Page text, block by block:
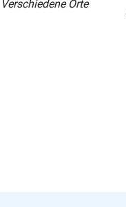
Verschiedene Orte